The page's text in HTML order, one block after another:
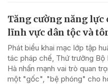
Tăng cường năng lực
lĩnh vực dân tộc và
Phát biểu khai mạc lớp tập
tác pháp chế, Thứ trưởng Bộ
Hà nhấn mạnh vai trò quan
một "gốc", "bệ phóng" cho